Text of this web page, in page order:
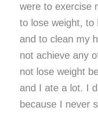
were to exercise
to lose weight, to
and to clean my
not achieve any
not lose weight
and I ate a lot. I
because I never